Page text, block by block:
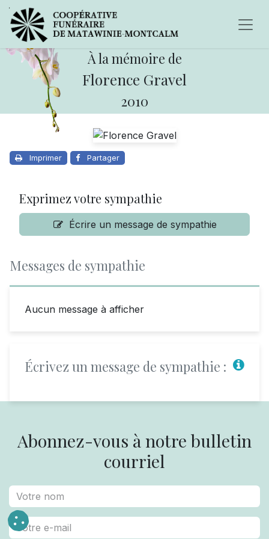
À la mémoire de
Florence Gravel
2010
Imprimer Partager
Exprimez votre sympathie
Écrire un message de sympathie
Messages de sympathie
Aucun message à afficher
Écrivez un message de sympathie :
Abonnez-vous à notre bulletin
courriel